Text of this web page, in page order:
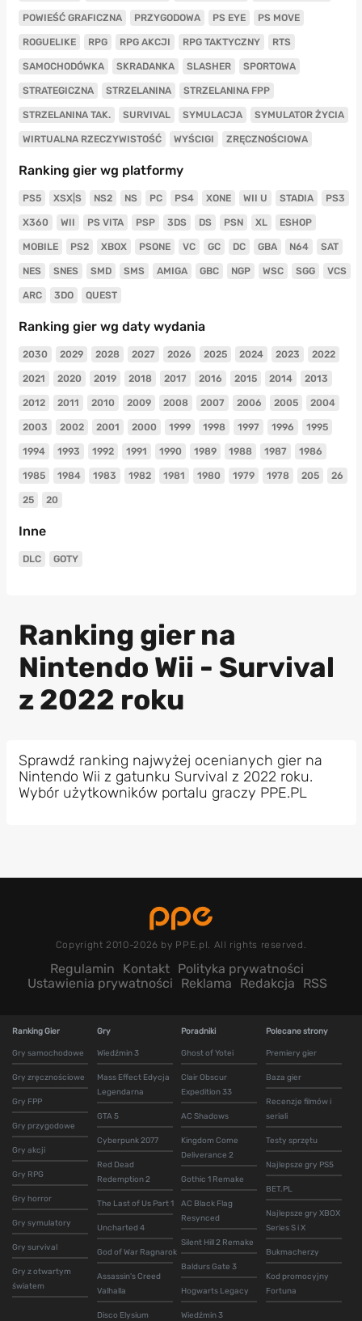
POWIEŚĆ GRAFICZNA PRZYGODOWA PS EYE PS MOVE
ROGUELIKE RPG RPG AKCJI RPG TAKTYCZNY RTS
SAMOCHODÓWKA SKRADANKA SLASHER SPORTOWA
STRATEGICZNA STRZELANINA STRZELANINA FPP
STRZELANINA TAK. SURVIVAL SYMULACJA SYMULATOR ŻYCIA
WIRTUALNA RZECZYWISTOŚĆ WYŚCIGI ZRĘCZNOŚCIOWA
Ranking gier wg platformy
PS5 XSX|S NS2 NS PC PS4 XONE WII U STADIA PS3
X360 WII PS VITA PSP 3DS DS PSN XL ESHOP
MOBILE PS2 XBOX PSONE VC GC DC GBA N64 SAT
NES SNES SMD SMS AMIGA GBC NGP WSC SGG VCS
ARC 3DO QUEST
Ranking gier wg daty wydania
2030 2029 2028 2027 2026 2025 2024 2023 2022
2021 2020 2019 2018 2017 2016 2015 2014 2013
2012 2011 2010 2009 2008 2007 2006 2005 2004
2003 2002 2001 2000 1999 1998 1997 1996 1995
1994 1993 1992 1991 1990 1989 1988 1987 1986
1985 1984 1983 1982 1981 1980 1979 1978 205 26
25 20
Inne
DLC GOTY
Ranking gier na
Nintendo Wii - Survival
z 2022 roku
Sprawdź ranking najwyżej ocenianych gier na
Nintendo Wii z gatunku Survival z 2022 roku.
Wybór użytkowników portalu graczy PPE.PL
Copyright 2010-2026 by PPE.pl. All rights reserved.
Regulamin Kontakt Polityka prywatności
Ustawienia prywatności
Reklama Redakcja RSS
Ranking Gier
Gry samochodowe
Gry zręcznościowe
Gry FPP
Gry przygodowe
Gry akcji
Gry RPG
Gry horror
Gry symulatory
Gry survival
Gry z otwartym
światem
Gry
Wiedźmin 3
Mass Effect Edycja
Legendarna
GTA 5
Cyberpunk 2077
Red Dead
Redemption 2
The Last of Us Part 1
Uncharted 4
God of War Ragnarok
Assassin's Creed
Valhalla
Disco Elysium
Poradniki
Ghost of Yotei
Clair Obscur
Expedition 33
AC Shadows
Kingdom Come
Deliverance 2
Gothic 1 Remake
AC Black Flag
Resynced
Silent Hill 2 Remake
Baldurs Gate 3
Hogwarts Legacy
Wiedźmin 3
Polecane strony
Premiery gier
Baza gier
Recenzje filmów i
seriali
Testy sprzętu
Najlepsze gry PS5
BET.PL
Najlepsze gry XBOX
Series S i X
Bukmacherzy
Kod promocyjny
Fortuna